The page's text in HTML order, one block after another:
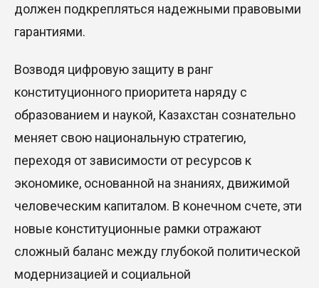
должен подкрепляться надежными правовыми
гарантиями.
Возводя цифровую защиту в ранг
конституционного приоритета наряду с
образованием и наукой, Казахстан сознательно
меняет свою национальную стратегию,
переходя от зависимости от ресурсов к
экономике, основанной на знаниях, движимой
человеческим капиталом. В конечном счете, эти
новые конституционные рамки отражают
сложный баланс между глубокой политической
модернизацией и социальной